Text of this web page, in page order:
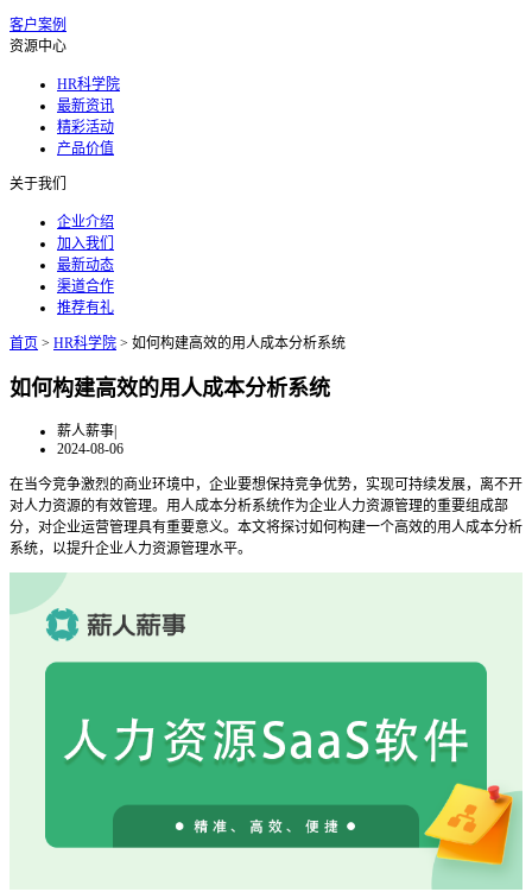
客户案例
资源中心
HR科学院
最新资讯
精彩活动
产品价值
关于我们
企业介绍
加入我们
最新动态
渠道合作
推荐有礼
首页 > HR科学院 > 如何构建高效的用人成本分析系统
如何构建高效的用人成本分析系统
薪人薪事|
2024-08-06
在当今竞争激烈的商业环境中，企业要想保持竞争优势，实现可持续发展，离不开
对人力资源的有效管理。用人成本分析系统作为企业人力资源管理的重要组成部
分，对企业运营管理具有重要意义。本文将探讨如何构建一个高效的用人成本分析
系统，以提升企业人力资源管理水平。